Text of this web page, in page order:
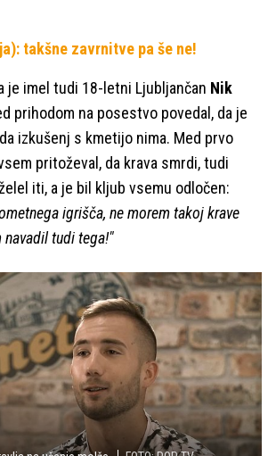
takšne zavrnitve pa še ne!
je imel tudi 18-letni Ljubljančan Nik
prihodom na posestvo povedal, da je
izkušenj s kmetijo nima. Med prvo
pritoževal, da krava smrdi, tudi
iti, a je bil kljub vsemu odločen:
igrišča, ne morem takoj krave
tudi tega!"